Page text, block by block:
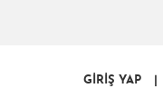
GİRİŞ YAP